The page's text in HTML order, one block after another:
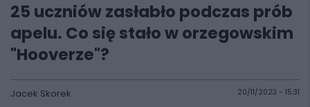
25 uczniów zasłabło podczas prób
apelu. Co się stało w orzegowskim
"Hooverze"?
Jacek Skorek 20/11/2023 - 15:31